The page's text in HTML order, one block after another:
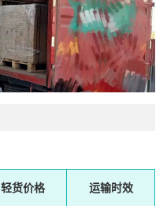
轻货价格 运输时效